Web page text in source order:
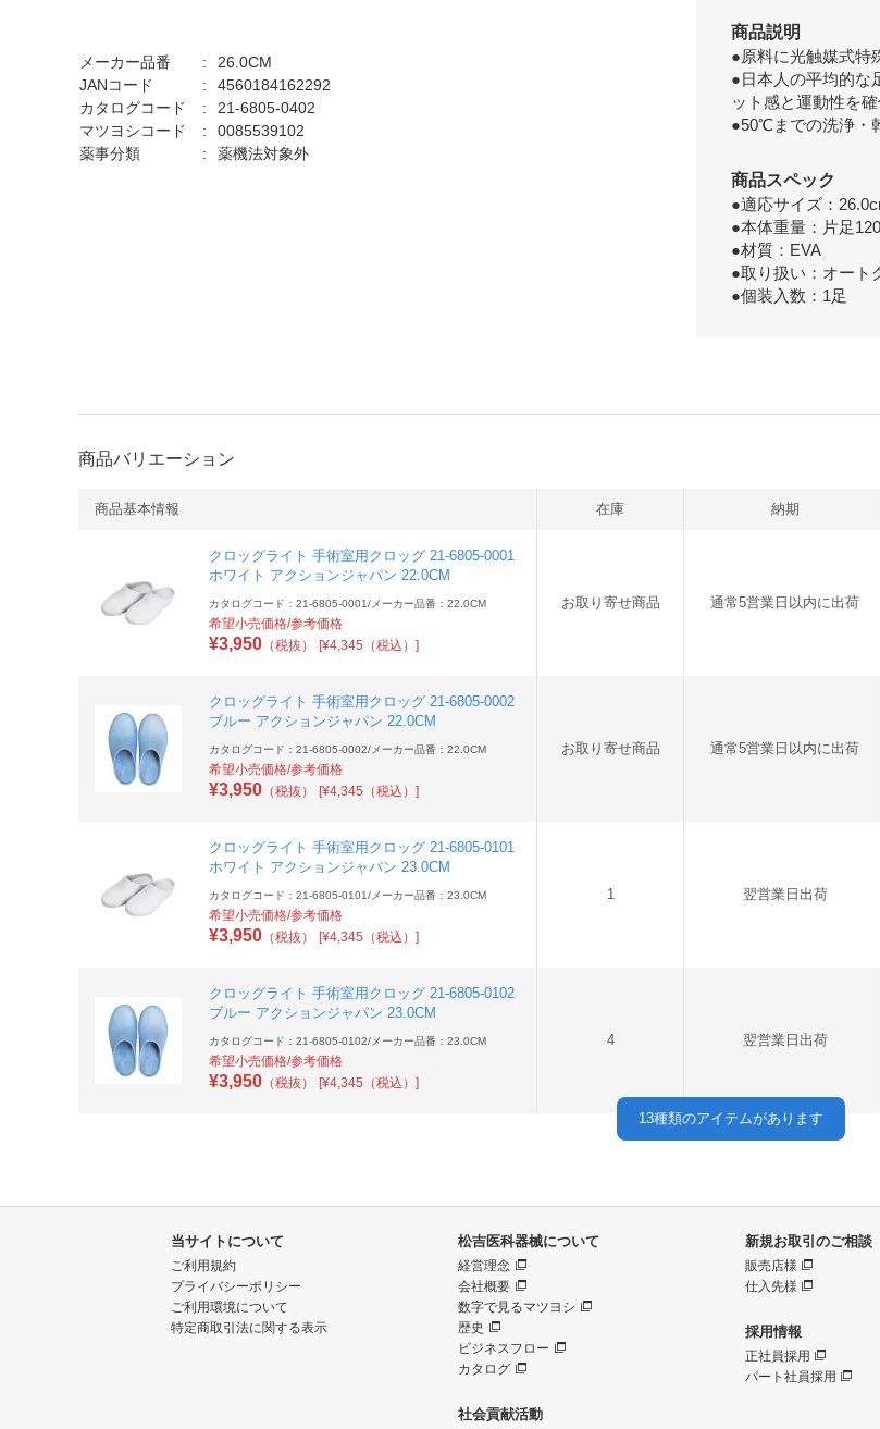
メーカー品番
26.0CM
JANコード
4560184162292
カタログコード
21-6805-0402
マツヨシコード
0085539102
薬事分類
薬機法対象外
商品説明
●原料に光触媒式特
●日本人の平均的な
ット感と運動性を
●50℃までの洗浄・
商品スペック
●適応サイズ：
●本体重量：片足
●材質：EVA
●取り扱い：オート
●個装入数：1足
商品バリエーション
商品基本情報 在庫 納期
クロッグライト 手術室用クロッグ 21-6805-0001
ホワイト アクションジャパン 22.0CM
カタログコード：21-6805-0001/ メーカー品番：22.0CM
希望小売価格/参考価格
¥3,950 （税抜） [¥4,345（税込）]
お取り寄せ商品 通常5営業日以内に出荷
クロッグライト 手術室用クロッグ 21-6805-0002
ブルー アクションジャパン 22.0CM
カタログコード：21-6805-0002/ メーカー品番：22.0CM
希望小売価格/参考価格
¥3,950 （税抜） [¥4,345（税込）]
お取り寄せ商品 通常5営業日以内に出荷
クロッグライト 手術室用クロッグ 21-6805-0101
ホワイト アクションジャパン 23.0CM
カタログコード：21-6805-0101/ メーカー品番：23.0CM
希望小売価格/参考価格
¥3,950 （税抜） [¥4,345（税込）]
1 翌営業日出荷
クロッグライト 手術室用クロッグ 21-6805-0102
ブルー アクションジャパン 23.0CM
カタログコード：21-6805-0102/ メーカー品番：23.0CM
希望小売価格/参考価格
¥3,950 （税抜） [¥4,345（税込）]
4 翌営業日出荷
13種類のアイテムがあります
当サイトについて
ご利用規約
プライバシーポリシー
ご利用環境について
特定商取引法に関する表示
松吉医科器械について
経営理念
会社概要
数字で見るマツヨシ
歴史
ビジネスフロー
カタログ
社会貢献活動
新規お取引のご相談
販売店様
仕入先様
採用情報
正社員採用
パート社員採用